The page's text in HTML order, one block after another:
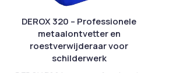
DEROX 320 – Professionele
metaalontvetter en
roestverwijderaar voor
schilderwerk